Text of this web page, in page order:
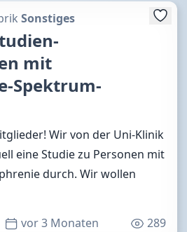
Sonstiges
mit
Spektrum-
Wir von der Uni-Klinik
eine Studie zu Personen mit
durch. Wir wollen
vor 3 Monaten 289